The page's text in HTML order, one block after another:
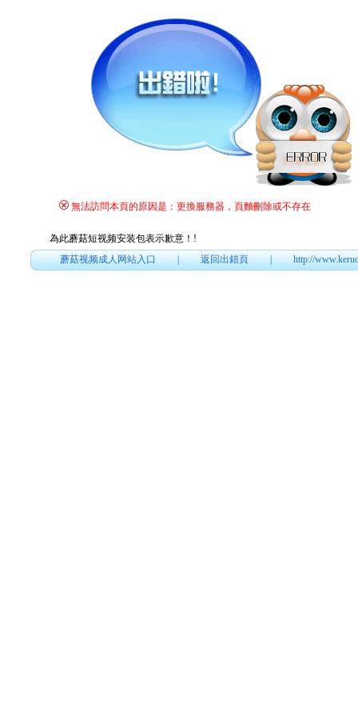
無法訪問本頁的原因是：更換服務器，頁麵刪除或不存在
為此蘑菇短视频安装包表示歉意！ !
蘑菇视频成人网站入口|返回出錯頁|http://